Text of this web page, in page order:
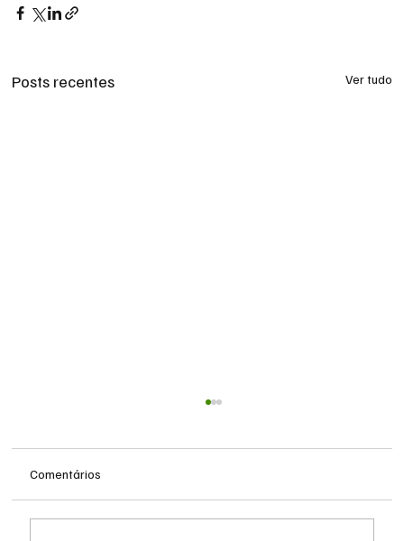
Posts recentes Ver tudo
Comentários